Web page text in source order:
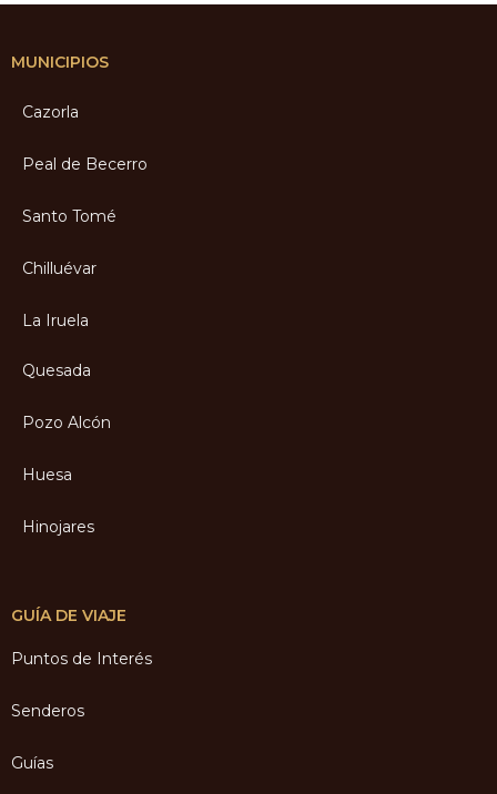
MUNICIPIOS
Cazorla
Peal de Becerro
Santo Tomé
Chilluévar
La Iruela
Quesada
Pozo Alcón
Huesa
Hinojares
GUÍA DE VIAJE
Puntos de Interés
Senderos
Guías